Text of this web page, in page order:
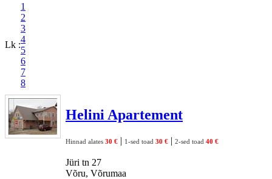
Lk :
1
2
3
4
5
6
7
8
Helini Apartement
Hinnad alates 30 € | 1-sed toad 30 € | 2-sed toad 40 €
Jüri tn 27
Võru, Võrumaa